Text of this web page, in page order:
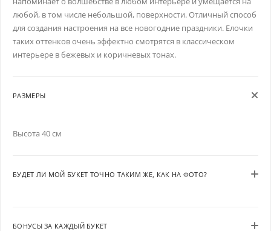
любой, в том числе небольшой, поверхности. Отличный способ
для создания настроения на все новогодние праздники. Елочки
таких оттенков очень эффектно смотрятся в классическом
интерьере в бежевых и коричневых тонах.
РАЗМЕРЫ
Высота 40 см
БУДЕТ ЛИ МОЙ БУКЕТ ТОЧНО ТАКИМ ЖЕ, КАК НА ФОТО?
БОНУСЫ ЗА КАЖДЫЙ БУКЕТ